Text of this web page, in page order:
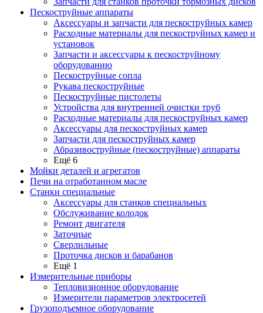
Пескоструйные аппараты
Аксессуары и запчасти для пескоструйных камер
Расходные материалы для пескоструйных камер и
установок
Запчасти и аксессуары к пескоструйному
оборудованию
Пескоструйные сопла
Рукава пескоструйные
Пескоструйные пистолеты
Устройства для внутренней очистки труб
Расходные материалы для пескоструйных камер
Аксессуары для пескоструйных камер
Запчасти для пескоструйных камер
Абразивоструйные (пескоструйные) аппараты
Ещё 6
Мойки деталей и агрегатов
Печи на отработанном масле
Станки специальные
Аксессуары для станков специальных
Обслуживание колодок
Ремонт двигателя
Заточные
Сверлильные
Проточка дисков и барабанов
Ещё 1
Измерительные приборы
Тепловизионное оборудование
Измерители параметров электросетей
Грузоподъемное оборудование